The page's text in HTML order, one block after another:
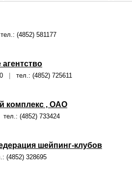
(4852) 581177
тел.: (4852) 725611
комплекс , ОАО
тел.: (4852) 733424
шейпинг-клубов
(4852) 328695